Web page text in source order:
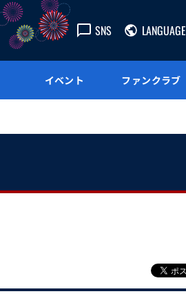
SNS LANGUAGE
イベント ファンクラブ